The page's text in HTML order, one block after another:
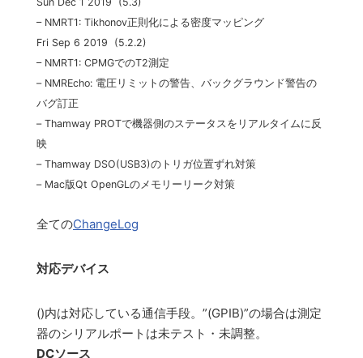
– NMRT1: Tikhonov正則化による密度マッピング
Fri Sep 6 2019 (5.2.2)
– NMRT1: CPMGでのT2測定
– NMREcho: 電圧リミットの警告、バックグラウンド警告の
バグ訂正
– Thamway PROTで機器側のステータスをリアルタイムに反
映
– Thamway DSO(USB3)のトリガ位置ずれ対策
– Mac版Qt OpenGLのメモリーリーク対策
全てのChangeLog
対応デバイス
()内は対応している通信手段。”(GPIB)”の場合は測定
器のシリアルポートは未テスト・未調整。
DCソース